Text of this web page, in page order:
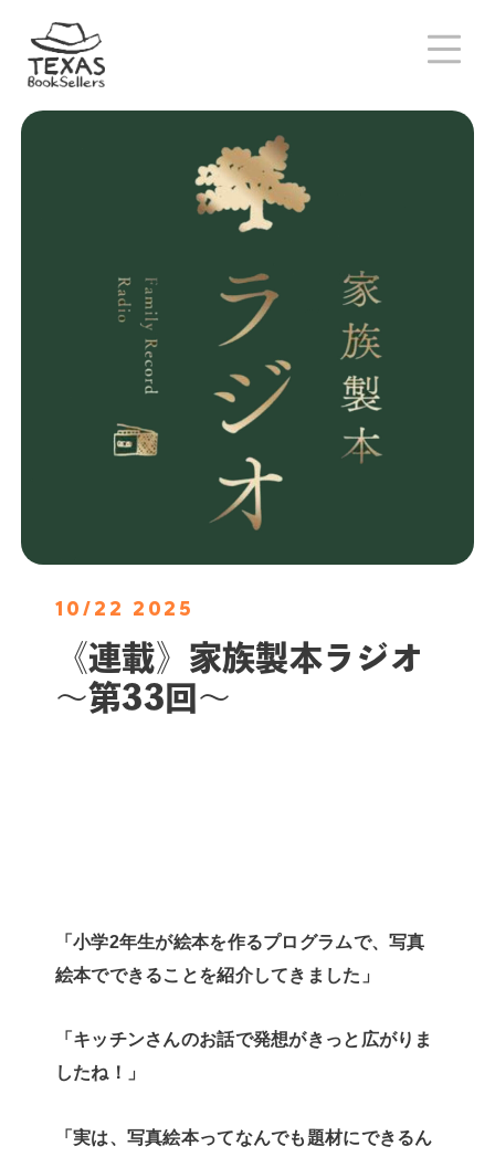
10/22 2025
《連載》家族製本ラジオ
〜第33回〜
「小学2年生が絵本を作るプログラムで、写真
絵本でできることを紹介してきました」
「キッチンさんのお話で発想がきっと広がりま
したね！」
「実は、写真絵本ってなんでも題材にできるん